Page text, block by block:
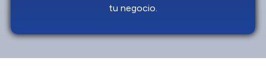
tu negocio.